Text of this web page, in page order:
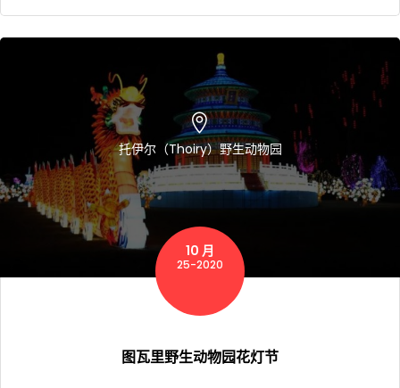
托伊尔（Thoiry）野生动物园
10 月
25-2020
图瓦里野生动物园花灯节